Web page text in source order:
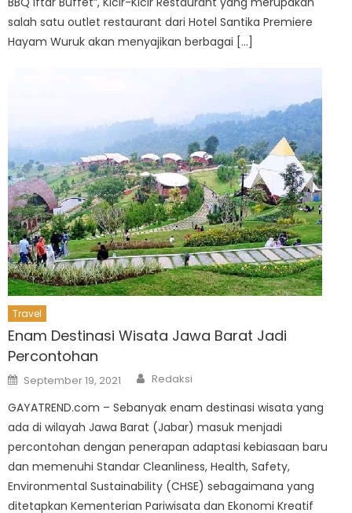
salah satu outlet restaurant dari Hotel Santika Premiere
Hayam Wuruk akan menyajikan berbagai […]
Travel
Enam Destinasi Wisata Jawa Barat Jadi
Percontohan
Posted
on
September 19, 2021 Author
Redaksi
GAYATREND.com – Sebanyak enam destinasi wisata yang
ada di wilayah Jawa Barat (Jabar) masuk menjadi
percontohan dengan penerapan adaptasi kebiasaan baru
dan memenuhi Standar Cleanliness, Health, Safety,
Environmental Sustainability (CHSE) sebagaimana yang
ditetapkan Kementerian Pariwisata dan Ekonomi Kreatif